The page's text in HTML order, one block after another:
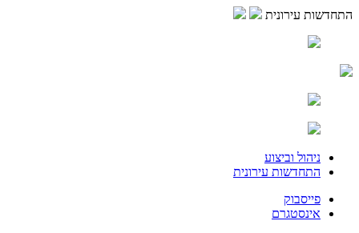
התחדשות עירונית
ניהול וביצוע
התחדשות עירונית
פייסבוק
אינסטגרם